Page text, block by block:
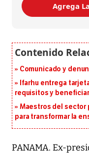
Agrega
Comunicado y
Ifarhu entrega
requisitos y
Maestros del sector
para transformar la
PANAMA. Ex-